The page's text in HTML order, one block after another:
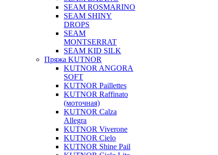
SEAM ROSMARINO
SEAM SHINY
DROPS
SEAM
MONTSERRAT
SEAM KID SILK
Пряжа KUTNOR
KUTNOR ANGORA
SOFT
KUTNOR Paillettes
KUTNOR Raffinato
(моточная)
KUTNOR Calza
Allegra
KUTNOR Viverone
KUTNOR Cielo
KUTNOR Shine Pail